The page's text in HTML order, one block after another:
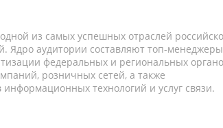
из самых успешных отраслей
Ядро аудитории составляют топ-
федеральных и региональных
розничных сетей, а также
технологий и услуг связи.